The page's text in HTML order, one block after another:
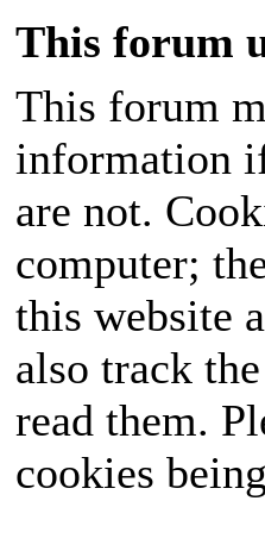
This forum
This forum
information
are not.
computer;
this website
also track
read them.
cookies